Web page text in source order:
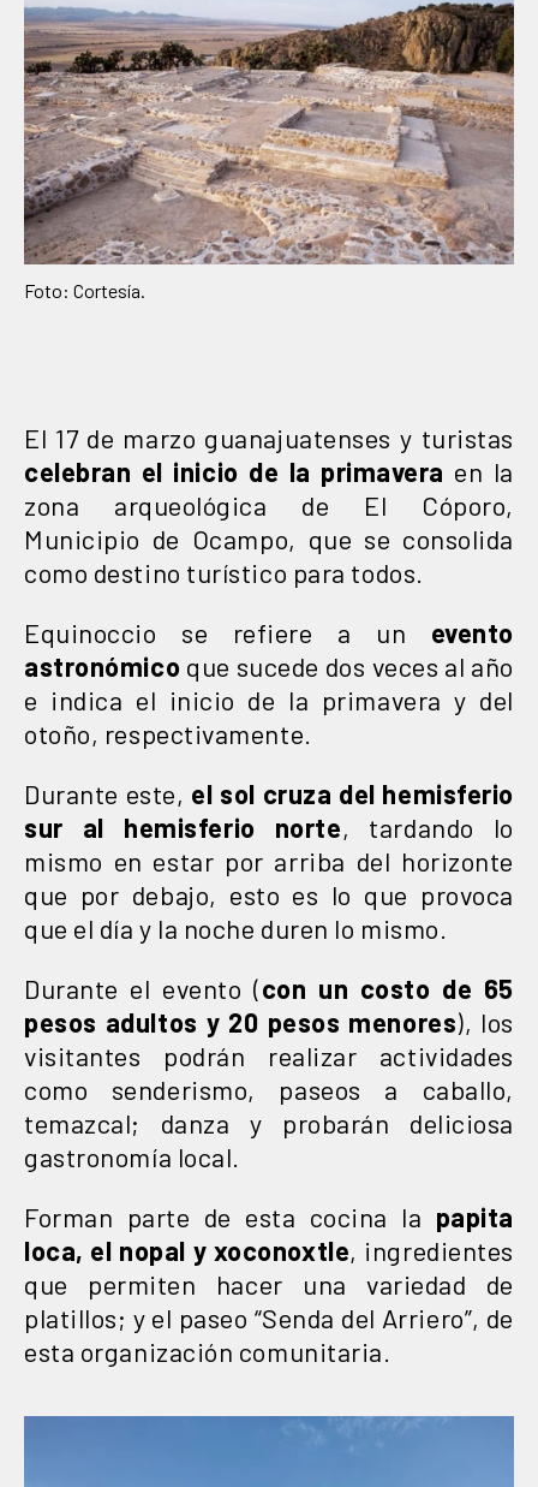
Foto: Cortesía.
El 17 de marzo guanajuatenses y turistas
celebran el inicio de la primavera en la
zona arqueológica de El Cóporo,
Municipio de Ocampo, que se consolida
como destino turístico para todos.
Equinoccio se refiere a un evento
astronómico que sucede dos veces al año
e indica el inicio de la primavera y del
otoño, respectivamente.
Durante este, el sol cruza del hemisferio
sur al hemisferio norte, tardando lo
mismo en estar por arriba del horizonte
que por debajo, esto es lo que provoca
que el día y la noche duren lo mismo.
Durante el evento (con un costo de 65
pesos adultos y 20 pesos menores), los
visitantes podrán realizar actividades
como senderismo, paseos a caballo,
temazcal; danza y probarán deliciosa
gastronomía local.
Forman parte de esta cocina la papita
loca, el nopal y xoconoxtle, ingredientes
que permiten hacer una variedad de
platillos; y el paseo “Senda del Arriero”, de
esta organización comunitaria.